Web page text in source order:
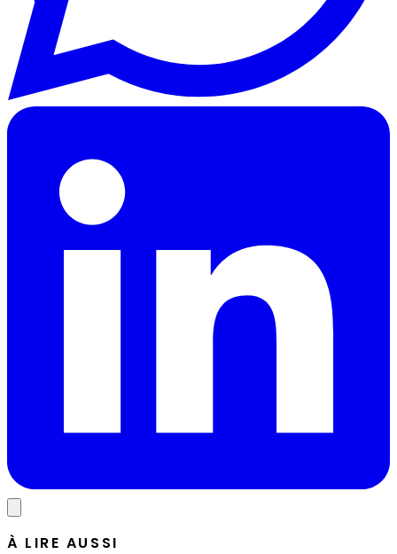
À LIRE AUSSI